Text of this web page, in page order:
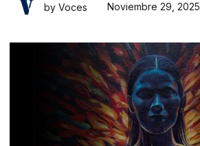
by Voces Noviembre 29, 2025